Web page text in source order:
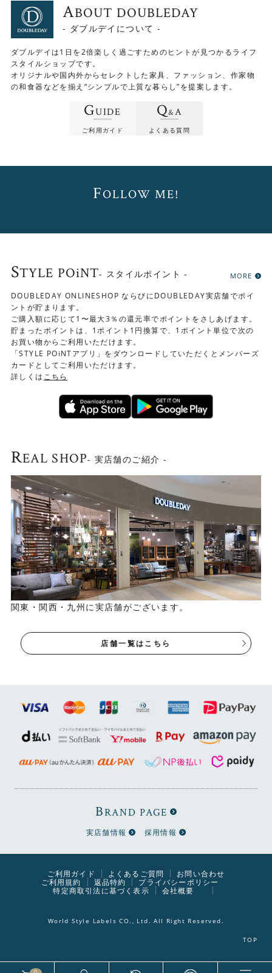
に味わい深さが増していく仕上げです。 ご自身で簡単にメ
ンテナンスができるので、愛着をもって長くご使用いただ
けます。
脚デザインにもご注目！
脚は、ウッド×真鍮×スチールの異素材ミックスでデザイン
されています。 丸みのある天板をピリッと引き締めてくれ
RADYシリーズ一覧はこ
ちら▶
Check！
家具シリーズ“RADY”は
こちら▶
ABOUT DOUBLEDAY
- ダブルデイについて -
ダブルデイは1日を2倍楽しく過ごすためのヒントが見つかるライフ
スタイルショップです。
オリジナルや国内外からセレクトした家具、ファッション、作家物
の和食器などを揃え“シンプルで上質な暮らし”を提案します。
GUIDE
ご利用ガイド
Q&A
よくある質問
FOLLOW ME!
STYLE POiNT- スタイルポイント - MORE
DOUBLEDAY ONLINESHOP ならびにDOUBLEDAY実店舗でポイ
ントが貯まります。
ご購入額に応じて1〜最大3％の還元率でポイントをさしあげます。
貯まったポイントは、1ポイント1円換算で、1ポイント単位で次の
お買い物からご利用いただけます。
「STYLE POiNTアプリ」をダウンロードしていただくとメンバーズ
カードとしてご利用いただけます。
詳しくは こちら
REAL SHOP- 実店舗のご紹介 -
関東・関西・九州に実店舗がございます。
店舗一覧はこちら
BRAND PAGE
実店舗情報 採用情報
ご利用ガイド よくあるご質問
お問い合わせ
ご利用規約
返品特約
プライバシーポリシー
特定商取引法に基づく表示
会社概要
World Style Labels CO., Ltd. All Right Reserved.